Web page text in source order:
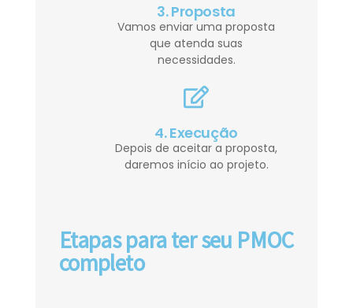
3. Proposta
Vamos enviar uma proposta
que atenda suas
necessidades.
4. Execução
Depois de aceitar a proposta,
daremos início ao projeto.
Etapas para ter seu PMOC
completo